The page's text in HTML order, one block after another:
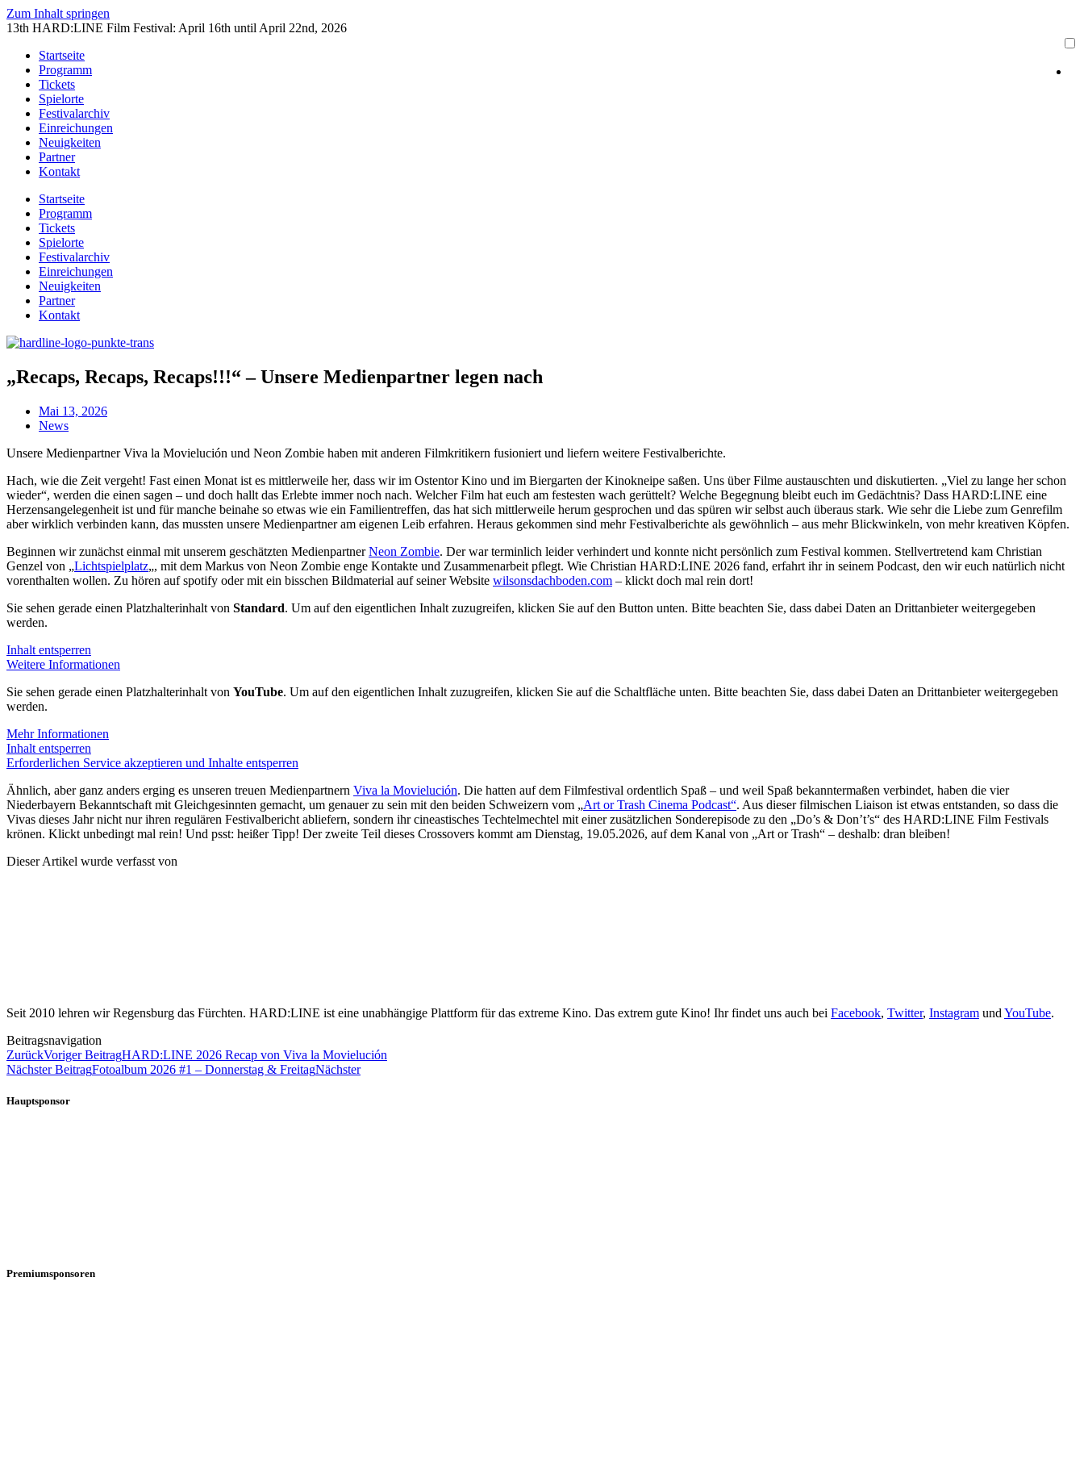
Zum Inhalt springen
13th HARD:LINE Film Festival: April 16th until April 22nd, 2026
Startseite
Programm
Tickets
Spielorte
Festivalarchiv
Einreichungen
Neuigkeiten
Partner
Kontakt
Startseite
Programm
Tickets
Spielorte
Festivalarchiv
Einreichungen
Neuigkeiten
Partner
Kontakt
„Recaps, Recaps, Recaps!!!“ – Unsere Medienpartner legen nach
Mai 13, 2026
News
Unsere Medienpartner Viva la Movielución und Neon Zombie haben mit anderen Filmkritikern fusioniert und liefern weitere Festivalberichte.
Hach, wie die Zeit vergeht! Fast einen Monat ist es mittlerweile her, dass wir im Ostentor Kino und im Biergarten der Kinokneipe saßen. Uns über Filme austauschten und diskutierten. „Viel zu lange her schon
wieder“, werden die einen sagen – und doch hallt das Erlebte immer noch nach. Welcher Film hat euch am festesten wach gerüttelt? Welche Begegnung bleibt euch im Gedächtnis? Dass HARD:LINE eine
Herzensangelegenheit ist und für manche beinahe so etwas wie ein Familientreffen, das hat sich mittlerweile herum gesprochen und das spüren wir selbst auch überaus stark. Wie sehr die Liebe zum Genrefilm
aber wirklich verbinden kann, das mussten unsere Medienpartner am eigenen Leib erfahren. Heraus gekommen sind mehr Festivalberichte als gewöhnlich – aus mehr Blickwinkeln, von mehr kreativen Köpfen.
Beginnen wir zunächst einmal mit unserem geschätzten MedienpartnerNeon Zombie. Der war terminlich leider verhindert und konnte nicht persönlich zum Festival kommen. Stellvertretend kam Christian
Genzel von „Lichtspielplatz„, mit dem Markus von Neon Zombie enge Kontakte und Zusammenarbeit pflegt. Wie Christian HARD:LINE 2026 fand, erfahrt ihr in seinem Podcast, den wir euch natürlich nicht
vorenthalten wollen. Zu hören auf spotify oder mit ein bisschen Bildmaterial auf seiner Website wilsonsdachboden.com – klickt doch mal rein dort!
Sie sehen gerade einen Platzhalterinhalt von Standard. Um auf den eigentlichen Inhalt zuzugreifen, klicken Sie auf den Button unten. Bitte beachten Sie, dass dabei Daten an Drittanbieter weitergegeben
werden.
Inhalt entsperren
Weitere Informationen
Sie sehen gerade einen Platzhalterinhalt von YouTube. Um auf den eigentlichen Inhalt zuzugreifen, klicken Sie auf die Schaltfläche unten. Bitte beachten Sie, dass dabei Daten an Drittanbieter weitergegeben
werden.
Mehr Informationen
Inhalt entsperren
Erforderlichen Service akzeptieren und Inhalte entsperren
Ähnlich, aber ganz anders erging es unseren treuen Medienpartnern Viva la Movielución. Die hatten auf dem Filmfestival ordentlich Spaß – und weil Spaß bekanntermaßen verbindet, haben die vier
Niederbayern Bekanntschaft mit Gleichgesinnten gemacht, um genauer zu sein mit den beiden Schweizern vom „Art or Trash Cinema Podcast“. Aus dieser filmischen Liaison ist etwas entstanden, so dass die
Vivas dieses Jahr nicht nur ihren regulären Festivalbericht abliefern, sondern ihr cineastisches Techtelmechtel mit einer zusätzlichen Sonderepisode zu den „Do’s & Don’t’s“ des HARD:LINE Film Festivals
krönen. Klickt unbedingt mal rein! Und psst: heißer Tipp! Der zweite Teil dieses Crossovers kommt am Dienstag, 19.05.2026, auf dem Kanal von „Art or Trash“ – deshalb: dran bleiben!
Dieser Artikel wurde verfasst von
Seit 2010 lehren wir Regensburg das Fürchten. HARD:LINE ist eine unabhängige Plattform für das extreme Kino. Das extrem gute Kino! Ihr findet uns auch bei Facebook, Twitter, Instagram und YouTube.
Beitragsnavigation
ZurückVoriger BeitragHARD:LINE 2026 Recap von Viva la Movielución
Nächster BeitragFotoalbum 2026 #1 – Donnerstag & FreitagNächster
Hauptsponsor
Premiumsponsoren